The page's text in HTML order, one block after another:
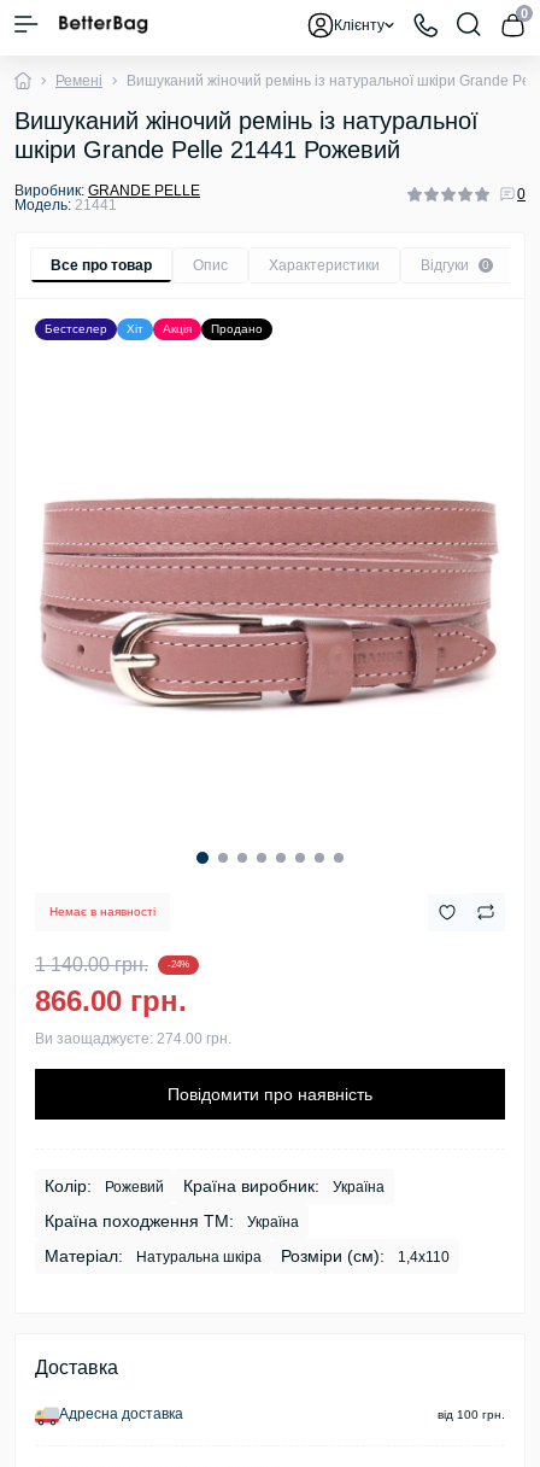
Клієнту
0
Ремені Вишуканий жіночий ремінь із натуральної шкіри Grande
Вишуканий жіночий ремінь із натуральної
шкіри Grande Pelle 21441 Рожевий
Виробник: GRANDE PELLE
Модель: 21441
0
Все про товар Опис Характеристики Відгуки 0
Бестселер Хіт Акція Продано
Немає в наявності
1 140.00 грн. -24%
866.00 грн.
Ви заощаджуєте: 274.00 грн.
Повідомити про наявність
Колір: Рожевий Країна виробник: Україна
Країна походження ТМ: Україна
Матеріал: Натуральна шкіра Розміри (см): 1,4х110
Доставка
Адресна доставка від 100 грн.